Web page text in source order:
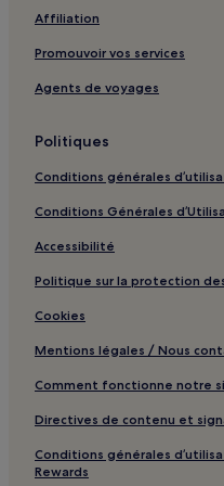
Gare de Jatxou : hôtels à
Maiarko : hôtels à proximité
Saint-Gemme : hôtels
Saint-Paul-Lès-Dax : hôtels
Musée Asiatica : hôtels à
Biarritz-Pays basque :
Musée Basque et de
Centre-Ville de Saint-
Affiliation
Promouvoir vos services
Agents de voyages
Politiques
Conditions générales
Conditions Générales
Accessibilité
Politique sur la protection
Cookies
Mentions légales / Nous
Comment fonctionne notre
Directives de contenu et
Conditions générales
Rewards